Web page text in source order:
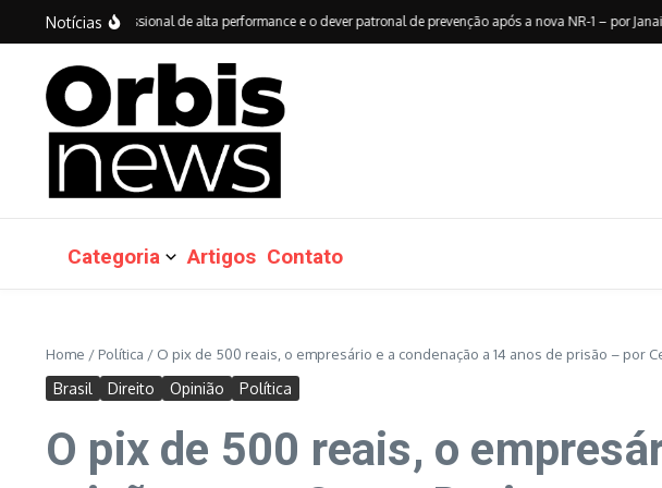
Ir para o conteúdo
Notícias
do profissional de alta performance e o dever patronal de prevenção após a nova NR-1 – por Janaina
Categoria Artigos Contato
Home / Política / O pix de 500 reais, o empresário e a condenação a 14 anos de prisão – por
Brasil Direito Opinião Política
O pix de 500 reais, o